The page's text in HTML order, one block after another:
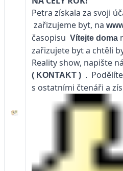
Petra získala za svoji
zařizujeme byt, na
časopisu Vítejte doma
zařizujete byt a chtěli
Reality show, napište
( KONTAKT ) .
s ostatními čtenáři a